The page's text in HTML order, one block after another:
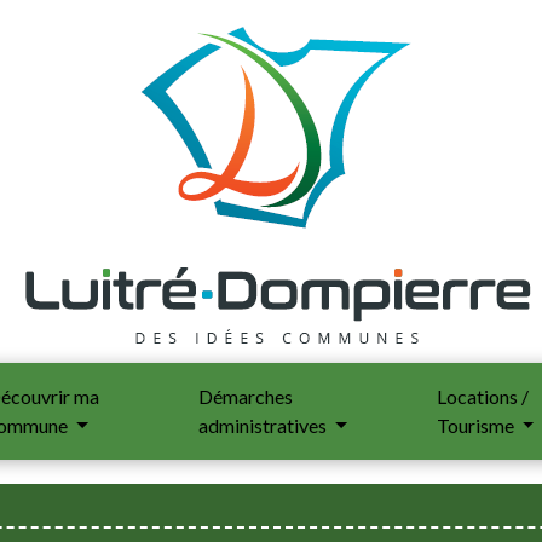
ma
Démarches
administratives
Locations /
Tourisme